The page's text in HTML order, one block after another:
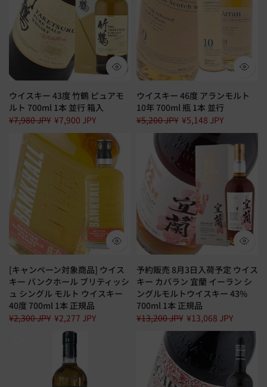
ウイスキー 43度 竹鶴 ピュアモ
ルト 700ml 1本 並行 箱入
¥7,980 JPY ¥7,900 JPY
ウイスキー 46度 アランモルト
10年 700ml 瓶 1本 並行
¥5,200 JPY ¥5,148 JPY
[キャンペーン対象商品] ウイス
キー バンクホール ブリティッシ
ュ シングル モルト ウイスキー
40度 700ml 1本 正規品
¥2,300 JPY ¥2,277 JPY
予約販売 8月3日入荷予定 ウイス
キー カバラン 宜蘭 イーラン シ
ングルモルトウイスキー 43%
700ml 1本 正規品
¥13,200 JPY ¥13,068 JPY